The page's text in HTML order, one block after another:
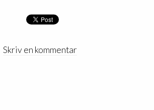
Skriv en kommentar